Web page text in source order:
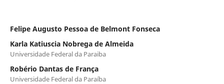
Felipe Augusto Pessoa de Belmont Fonseca
Karla Katiuscia Nobrega de Almeida
Universidade Federal da Paraiba
Robério Dantas de França
Universidade Federal da Paraíba